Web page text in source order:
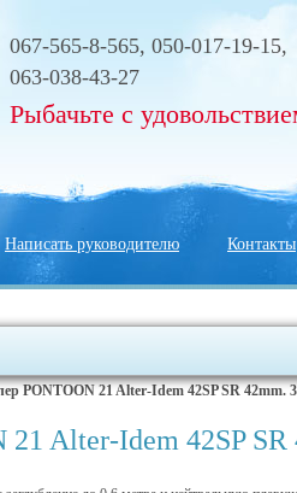
067-565-8-565, 050-017-19-15,
063-038-43-27
Рыбачьте с
Написать руководителю Контакты
PONTOON 21 Alter-Idem 42SP SR 42mm.
21 Alter-Idem 42SP